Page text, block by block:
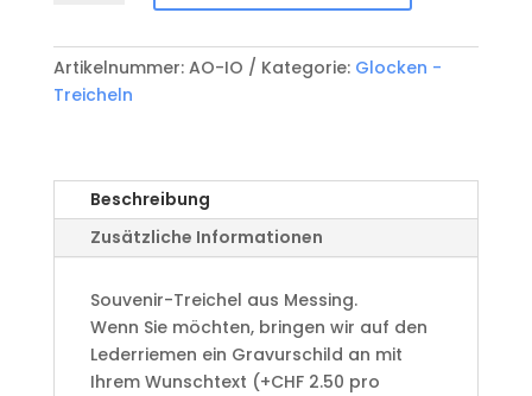
Gravurschild
AO/IO-
S
Artikelnummer: AO-IO Kategorie: Glocken -
Treicheln
Beschreibung
Zusätzliche Informationen
Souvenir-Treichel aus Messing.
Wenn Sie möchten, bringen wir auf den
Lederriemen ein Gravurschild an mit
Ihrem Wunschtext (+CHF 2.50 pro